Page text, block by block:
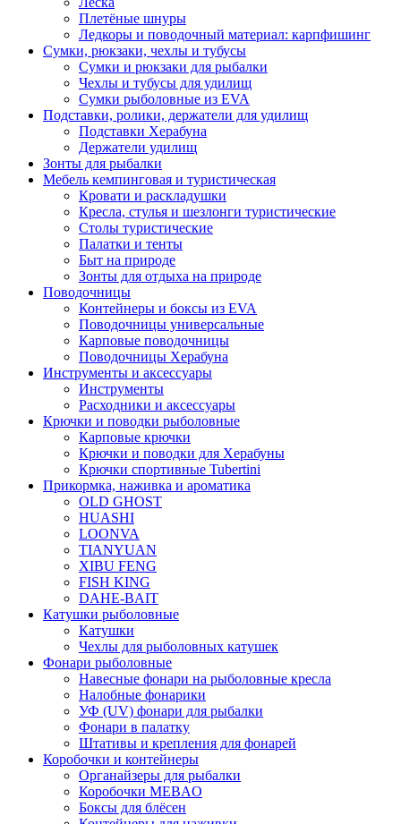
Плетёные шнуры
Ледкоры и поводочный материал: карпфишинг
Сумки, рюкзаки, чехлы и тубусы
Сумки и рюкзаки для рыбалки
Чехлы и тубусы для удилищ
Сумки рыболовные из EVA
Подставки, ролики, держатели для удилищ
Подставки Херабуна
Держатели удилищ
Зонты для рыбалки
Мебель кемпинговая и туристическая
Кровати и раскладушки
Кресла, стулья и шезлонги туристические
Столы туристические
Палатки и тенты
Быт на природе
Зонты для отдыха на природе
Поводочницы
Контейнеры и боксы из EVA
Поводочницы универсальные
Карповые поводочницы
Поводочницы Херабуна
Инструменты и аксессуары
Инструменты
Расходники и аксессуары
Крючки и поводки рыболовные
Карповые крючки
Крючки и поводки для Херабуны
Крючки спортивные Tubertini
Прикормка, наживка и ароматика
OLD GHOST
HUASHI
LOONVA
TIANYUAN
XIBU FENG
FISH KING
DAHE-BAIT
Катушки рыболовные
Катушки
Чехлы для рыболовных катушек
Фонари рыболовные
Навесные фонари на рыболовные кресла
Налобные фонарики
УФ (UV) фонари для рыбалки
Фонари в палатку
Штативы и крепления для фонарей
Коробочки и контейнеры
Органайзеры для рыбалки
Коробочки MEBAO
Боксы для блёсен